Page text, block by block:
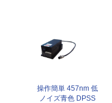
操作簡単 457nm 低
ノイズ青色 DPSS